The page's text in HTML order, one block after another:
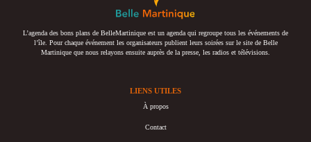
L’agenda des bons plans de BelleMartinique est un agenda qui regroupe tous les événements de
l’île. Pour chaque événement les organisateurs publient leurs soirées sur le site de Belle
Martinique que nous relayons ensuite auprès de la presse, les radios et télévisions.
LIENS UTILES
À propos
Contact